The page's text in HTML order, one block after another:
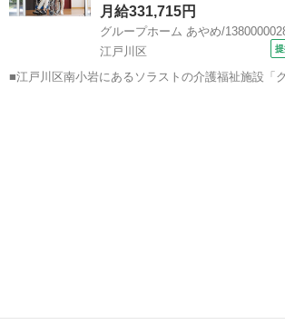
月給331,715円
グループホーム あやめ/
江戸川区
■江戸川区南小岩にあるソラストの介護福祉施設「